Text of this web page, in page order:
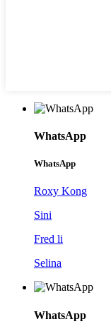
WhatsApp
WhatsApp
Roxy Kong
Sini
Fred li
Selina
WhatsApp